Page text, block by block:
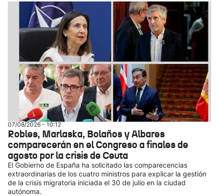
07/08/2026 - 10:12
Robles, Marlaska, Bolaños y Albares
comparecerán en el Congreso a finales de
agosto por la crisis de Ceuta
El Gobierno de España ha solicitado las comparecencias
extraordinarias de los cuatro ministros para explicar la gestión
de la crisis migratoria iniciada el 30 de julio en la ciudad
autónoma.